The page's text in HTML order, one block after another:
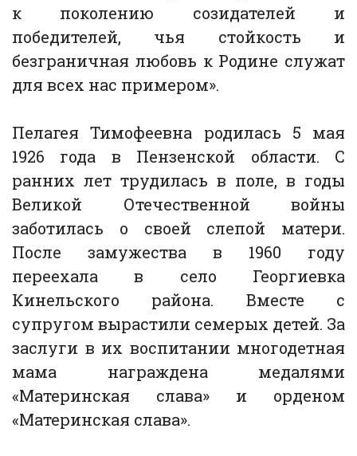
к поколению созидателей и
победителей, чья стойкость и
безграничная любовь к Родине служат
для всех нас примером».
Пелагея Тимофеевна родилась 5 мая
1926 года в Пензенской области. С
ранних лет трудилась в поле, в годы
Великой Отечественной войны
заботилась о своей слепой матери.
После замужества в 1960 году
переехала в село Георгиевка
Кинельского района. Вместе с
супругом вырастили семерых детей. За
заслуги в их воспитании многодетная
мама награждена медалями
«Материнская слава» и орденом
«Материнская слава».